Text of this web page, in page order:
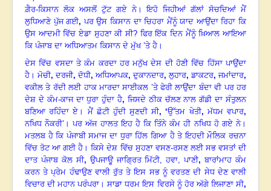
ਗ਼ੈਰ-ਕਿਸਾਨ ਲੋਕ ਅਸਲੋਂ ਟੁੱਟ ਗਏ ਨੇ। ਇਹੋ ਜਿਹੀਆਂ ਗੱਲਾਂ ਸੋਚਦਿਆਂ ਮੈਂ
ਲੁਧਿਆਣੇ ਪੁੱਜ ਗਈ, ਪਰ ਉਸ ਕਿਸਾਨ ਦਾ ਚਿਹਰਾ ਮੈਂਨੂੰ ਯਾਦ ਆਉਂਦਾ ਰਿਹਾ ਕਿ
ਉਸ ਆਦਮੀ ਵਿੱਚ ਏਡਾ ਸੁਹਣਾ ਕੀ ਸੀ? ਫਿਰ ਇੱਕ ਦਿਨ ਮੈਂਨੂੰ ਖ਼ਿਆਲ ਆਇਆ
ਕਿ ਪੰਜਾਬ ਦਾ ਅਧਿਆਤਮ ਕਿਸਾਨ ਦੇ ਮੁੱਖ ’ਤੇ ਹੈ।
ਦੇਸ ਵਿੱਚ ਵਸਦਾ ਤੇ ਕੰਮ ਕਰਦਾ ਹਰ ਮਨੁੱਖ ਦੇਸ ਦੀ ਹੋਣੀ ਵਿੱਚ ਹਿੱਸਾ ਪਾਉਂਦਾ
ਹੈ। ਮੋਚੀ, ਦਰਜੀ, ਦੋਧੀ, ਅਧਿਆਪਕ, ਦੁਕਾਨਦਾਰ, ਲੁਹਾਰ, ਡਾਕਟਰ, ਜਮਾਂਦਾਰ,
ਵਕੀਲ ਤੇ ਰੱਦੀ ਲਈ ਹਾਕ ਮਾਰਦਾ ਸਾਈਕਲ ’ਤੇ ਫੇਰੀ ਲਾਉਂਦਾ ਬੰਦਾ ਵੀ ਪਰ ਹਰ
ਦੇਸ਼ ਦੇ ਕੰਮ-ਕਾਜ ਦਾ ਧੁਰਾ ਹੁੰਦਾ ਹੈ, ਜਿਸਦੇ ਠੀਕ ਚੱਲਣ ਨਾਲ ਗੱਡੀ ਦਾ ਸੰਤੁਲਨ
ਬਣਿਆ ਰਹਿੰਦਾ ਏ। ਮੈਂ ਛੋਟੀ ਹੁੰਦੀ ਸੁਣਦੀ ਸੀ, ‘ਉੱਤਮ ਖੇਤੀ, ਮੱਧਮ ਵਪਾਰ,
ਨਖਿਧ ਨੌਕਰੀ’। ਪਰ ਅੱਜ ਹਾਲਤ ਇਹ ਹੈ ਕਿ ਤਿੰਨੇ ਕੰਮ ਹੀ ਨਖਿਧ ਹੋ ਗਏ ਨੇ।
ਮਤਲਬ ਹੈ ਕਿ ਪੰਜਾਬੀ ਸਮਾਜ ਦਾ ਧੁਰਾ ਹਿੱਲ ਗਿਆ ਹੈ ਤੇ ਇਹਦੀ ਮੌਲਿਕ ਰਚਨਾ
ਵਿੱਚ ਤੋਟ ਆ ਗਈ ਹੈ। ਕਿਸੇ ਦੇਸ਼ ਵਿੱਚ ਸੁਹਣਾ ਵਸਣ-ਰਸਣ ਲਈ ਸਭ ਵਸਤਾਂ ਦੀ
ਦਾਤ ਪੰਜਾਬ ਕੋਲ ਸੀ, ਉਪਜਾਊ ਜਾਗ੍ਰਿਤ ਮਿੱਟੀ, ਹਵਾ, ਪਾਣੀ,ਬਾਰਾਂਮਾਹ ਕੰਮ
ਕਰਨ ਤੇ ਪ੍ਰੇਮ ਹੰਢਾਉਣ ਵਾਲੀ ਰੁੱਤ ਤੇ ਇਸ ਸਭ ਨੂੰ ਵਰਤਣ ਦੀ ਸੇਧ ਦੇਣ ਵਾਲੀ
ਵਿਚਾਰ ਦੀ ਮਹਾਨ ਪਰੰਪਰਾ। ਸਾਡਾ ਧਰਮ ਇਸ ਵਿਰਸੇ ਨੂੰ ਹੋਰ ਅੱਗੇ ਲਿਜਾਣਾ ਸੀ,